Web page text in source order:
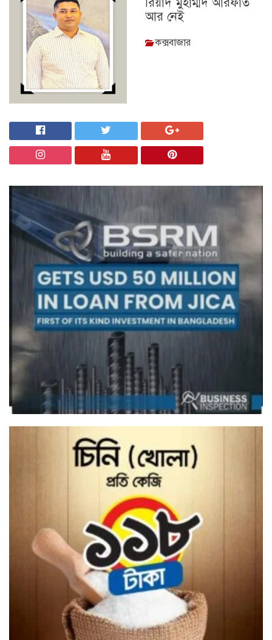
আর নেই
কক্সবাজার